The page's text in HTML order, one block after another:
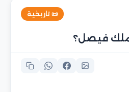
📜 تاريخية
فيصل؟